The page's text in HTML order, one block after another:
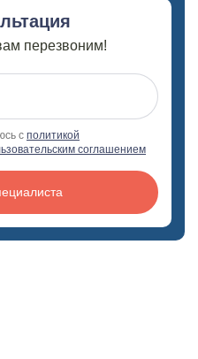
перезвоним!
с политикой
соглашением